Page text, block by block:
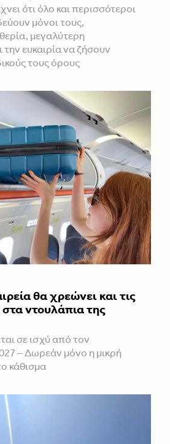
ότι όλο και περισσότεροι
μόνοι τους,
μεγαλύτερη
ευκαιρία να ζήσουν
τους όρους
θα χρεώνει και τις
ντουλάπια της
σε ισχύ από τον
– Δωρεάν μόνο η μικρή
κάθισμα